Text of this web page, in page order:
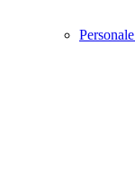
Personale